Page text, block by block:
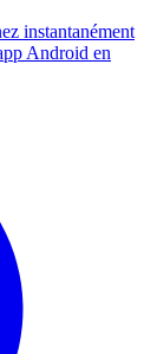
instantanément
Android en